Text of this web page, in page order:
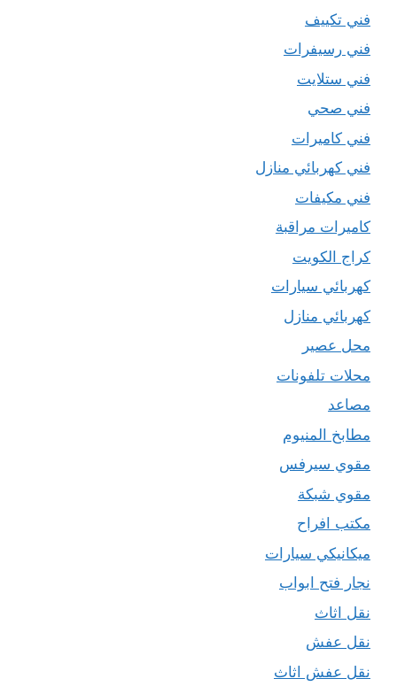
فني تكييف
فني رسيفرات
فني ستلايت
فني صحي
فني كاميرات
فني كهربائي منازل
فني مكيفات
كاميرات مراقبة
كراج الكويت
كهربائي سيارات
كهربائي منازل
محل عصير
محلات تلفونات
مصاعد
مطابخ المنيوم
مقوي سيرفس
مقوي شبكة
مكتب افراح
ميكانيكي سيارات
نجار فتح ابواب
نقل اثاث
نقل عفش
نقل عفش اثاث